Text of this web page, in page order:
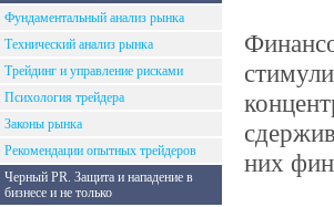
Фундаментальный анализ рынка
Технический анализ рынка
Трейдинг и управление рисками
Психология трейдера
Законы рынка
Рекомендации опытных трейдеров
Черный PR. Защита и нападение в
бизнесе и не только
них